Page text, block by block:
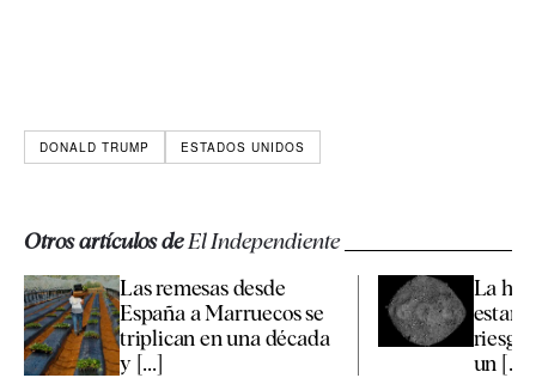
DONALD TRUMP ESTADOS UNIDOS
Otros artículos deEl Independiente
Las remesas desde
España a Marruecos se
triplican en una década
y [...]
La
estar
un [...]